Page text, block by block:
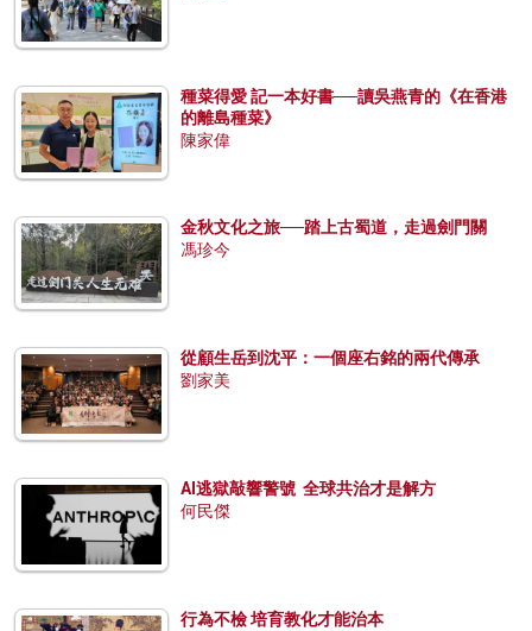
種菜得愛 記一本好書──讀吳燕青的《在香港
的離島種菜》
陳家偉
金秋文化之旅──踏上古蜀道，走過劍門關
馮珍今
從顧生岳到沈平：一個座右銘的兩代傳承
劉家美
AI逃獄敲響警號 全球共治才是解方
何民傑
行為不檢 培育教化才能治本